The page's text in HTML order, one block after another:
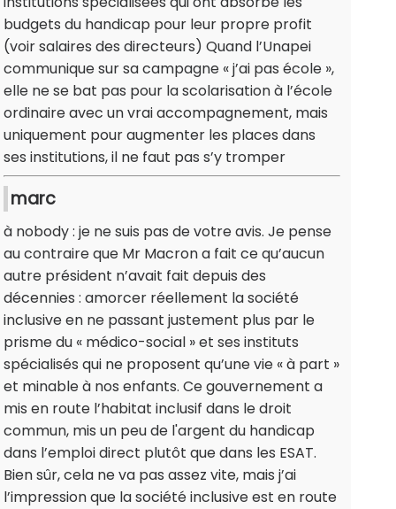
budgets du handicap pour leur propre profit
(voir salaires des directeurs) Quand l’Unapei
communique sur sa campagne « j’ai pas école »,
elle ne se bat pas pour la scolarisation à l’école
ordinaire avec un vrai accompagnement, mais
uniquement pour augmenter les places dans
ses institutions, il ne faut pas s’y tromper
marc
à nobody : je ne suis pas de votre avis. Je pense
au contraire que Mr Macron a fait ce qu’aucun
autre président n’avait fait depuis des
décennies : amorcer réellement la société
inclusive en ne passant justement plus par le
prisme du « médico-social » et ses instituts
spécialisés qui ne proposent qu’une vie « à part »
et minable à nos enfants. Ce gouvernement a
mis en route l’habitat inclusif dans le droit
commun, mis un peu de l'argent du handicap
dans l’emploi direct plutôt que dans les ESAT.
Bien sûr, cela ne va pas assez vite, mais j’ai
l’impression que la société inclusive est en route